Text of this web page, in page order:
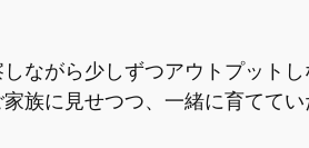
ながら少しずつアウトプット
族に見せつつ、一緒に育ててい